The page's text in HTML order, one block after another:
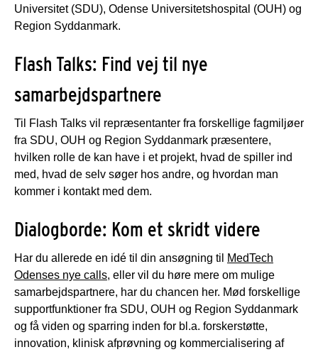
Universitet (SDU), Odense Universitetshospital (OUH) og
Region Syddanmark.
Flash Talks: Find vej til nye
samarbejdspartnere
Til Flash Talks vil repræsentanter fra forskellige fagmiljøer
fra SDU, OUH og Region Syddanmark præsentere,
hvilken rolle de kan have i et projekt, hvad de spiller ind
med, hvad de selv søger hos andre, og hvordan man
kommer i kontakt med dem.
Dialogborde: Kom et skridt videre
Har du allerede en idé til din ansøgning til
MedTech
Odenses nye calls, eller vil du høre mere om mulige
samarbejdspartnere, har du chancen her. Mød forskellige
supportfunktioner fra SDU, OUH og Region Syddanmark
og få viden og sparring inden for bl.a. forskerstøtte,
innovation, klinisk afprøvning og kommercialisering af